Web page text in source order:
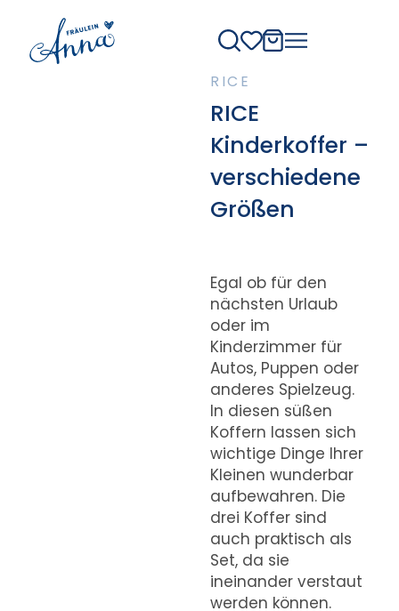
RICE
RICE
Kinderkoffer –
verschiedene
Größen
Egal ob für den
nächsten Urlaub
oder im
Kinderzimmer für
Autos, Puppen oder
anderes Spielzeug.
In diesen süßen
Koffern lassen sich
wichtige Dinge Ihrer
Kleinen wunderbar
aufbewahren. Die
drei Koffer sind
auch praktisch als
Set, da sie
ineinander verstaut
werden können.